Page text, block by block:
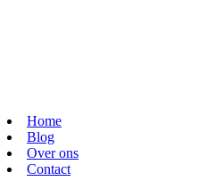
Home
Blog
Over ons
Contact